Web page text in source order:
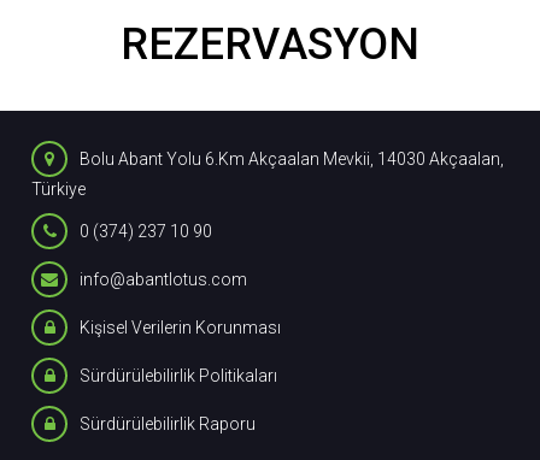
REZERVASYON
Bolu Abant Yolu 6.Km Akçaalan Mevkii, 14030 Akçaalan,
Türkiye
0 (374) 237 10 90
info@abantlotus.com
Kişisel Verilerin Korunması
Sürdürülebilirlik Politikaları
Sürdürülebilirlik Raporu